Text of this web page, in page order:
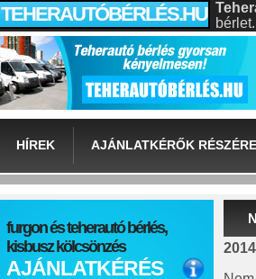
TEHERAUTÓBÉRLÉS.HU
bérlet.
HÍREK AJÁNLATKÉRŐK RÉSZÉRE
furgon és teherautó bérlés,
kisbusz kölcsönzés
AJÁNLATKÉRÉS